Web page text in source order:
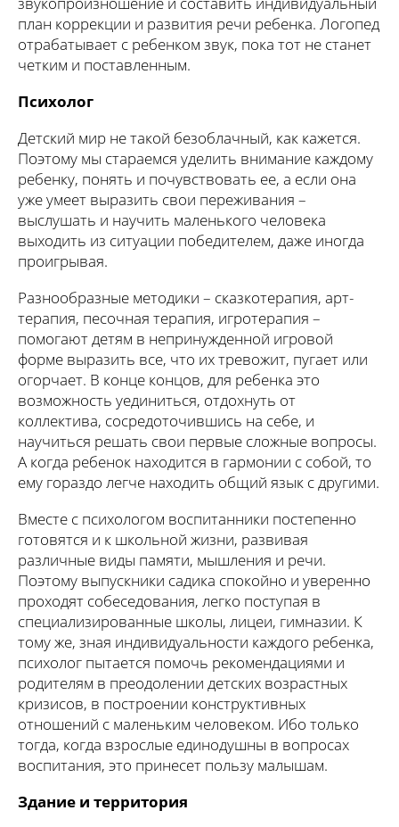
план коррекции и развития речи ребенка. Логопед
отрабатывает с ребенком звук, пока тот не станет
четким и поставленным.
Психолог
Детский мир не такой безоблачный, как кажется.
Поэтому мы стараемся уделить внимание каждому
ребенку, понять и почувствовать ее, а если она
уже умеет выразить свои переживания –
выслушать и научить маленького человека
выходить из ситуации победителем, даже иногда
проигрывая.
Разнообразные методики – сказкотерапия, арт-
терапия, песочная терапия, игротерапия –
помогают детям в непринужденной игровой
форме выразить все, что их тревожит, пугает или
огорчает. В конце концов, для ребенка это
возможность уединиться, отдохнуть от
коллектива, сосредоточившись на себе, и
научиться решать свои первые сложные вопросы.
А когда ребенок находится в гармонии с собой, то
ему гораздо легче находить общий язык с другими.
Вместе с психологом воспитанники постепенно
готовятся и к школьной жизни, развивая
различные виды памяти, мышления и речи.
Поэтому выпускники садика спокойно и уверенно
проходят собеседования, легко поступая в
специализированные школы, лицеи, гимназии. К
тому же, зная индивидуальности каждого ребенка,
психолог пытается помочь рекомендациями и
родителям в преодолении детских возрастных
кризисов, в построении конструктивных
отношений с маленьким человеком. Ибо только
тогда, когда взрослые единодушны в вопросах
воспитания, это принесет пользу малышам.
Здание и территория